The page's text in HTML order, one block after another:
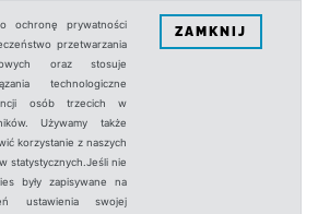
ochronę prywatności
przetwarzania
oraz stosuje
technologiczne
osób trzecich w
Używamy także
korzystanie z naszych
statystycznych.Jeśli nie
były zapisywane na
ustawienia swojej
ZAMKNIJ